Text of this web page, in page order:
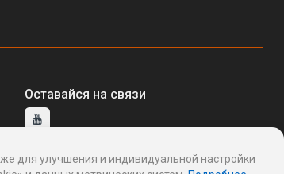
Оставайся на связи
для улучшения и индивидуальной настройки